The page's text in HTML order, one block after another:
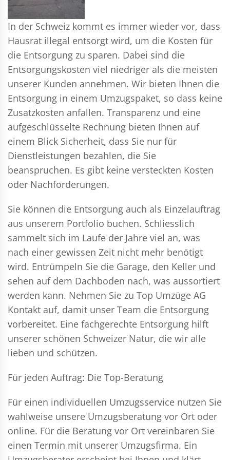
In der Schweiz kommt es immer wieder vor, dass
Hausrat illegal entsorgt wird, um die Kosten für
die Entsorgung zu sparen. Dabei sind die
Entsorgungskosten viel niedriger als die meisten
unserer Kunden annehmen. Wir bieten Ihnen die
Entsorgung in einem Umzugspaket, so dass keine
Zusatzkosten anfallen. Transparenz und eine
aufgeschlüsselte Rechnung bieten Ihnen auf
einem Blick Sicherheit, dass Sie nur für
Dienstleistungen bezahlen, die Sie
beanspruchen. Es gibt keine versteckten Kosten
oder Nachforderungen.
Sie können die Entsorgung auch als Einzelauftrag
aus unserem Portfolio buchen. Schliesslich
sammelt sich im Laufe der Jahre viel an, was
nach einer gewissen Zeit nicht mehr benötigt
wird. Entrümpeln Sie die Garage, den Keller und
sehen auf dem Dachboden nach, was aussortiert
werden kann. Nehmen Sie zu Top Umzüge AG
Kontakt auf, damit unser Team die Entsorgung
vorbereitet. Eine fachgerechte Entsorgung hilft
unserer schönen Schweizer Natur, die wir alle
lieben und schützen.
Für jeden Auftrag: Die Top-Beratung
Für einen individuellen Umzugsservice nutzen Sie
wahlweise unsere Umzugsberatung vor Ort oder
online. Für die Beratung vor Ort vereinbaren Sie
einen Termin mit unserer Umzugsfirma. Ein